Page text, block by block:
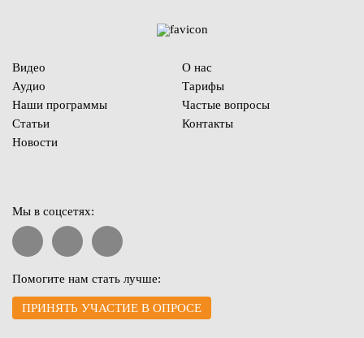
Видео
Аудио
Наши программы
Статьи
Новости
О нас
Тарифы
Частые вопросы
Контакты
Мы в соцсетях:
Помогите нам стать лучше:
ПРИНЯТЬ УЧАСТИЕ В ОПРОСЕ